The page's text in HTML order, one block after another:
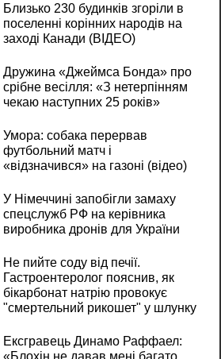
Близько 230 будинків згоріли в
поселенні корінних народів на
заході Канади (ВІДЕО)
Дружина «Джеймса Бонда» про
срібне весілля: «З нетерпінням
чекаю наступних 25 років»
Умора: собака перервав
футбольний матч і
«відзначився» на газоні (відео)
У Німеччині запобігли замаху
спецслужб РФ на керівника
виробника дронів для України
Не пийте соду від печії.
Гастроентеролог пояснив, як
бікарбонат натрію провокує
"смертельний рикошет" у шлунку
Ексгравець Динамо Раффаел: